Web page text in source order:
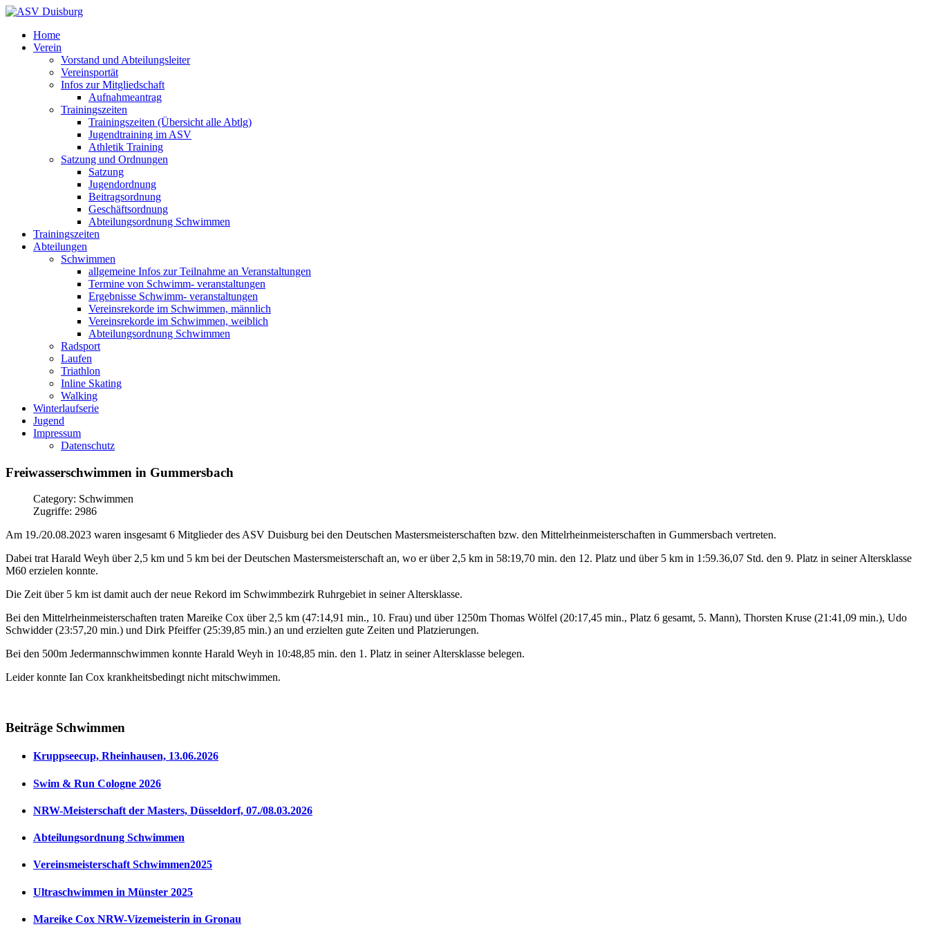
Home
Verein
Vorstand und Abteilungsleiter
Vereinsportät
Infos zur Mitgliedschaft
Aufnahmeantrag
Trainingszeiten
Trainingszeiten (Übersicht alle Abtlg)
Jugendtraining im ASV
Athletik Training
Satzung und Ordnungen
Satzung
Jugendordnung
Beitragsordnung
Geschäftsordnung
Abteilungsordnung Schwimmen
Trainingszeiten
Abteilungen
Schwimmen
allgemeine Infos zur Teilnahme an Veranstaltungen
Termine von Schwimm- veranstaltungen
Ergebnisse Schwimm- veranstaltungen
Vereinsrekorde im Schwimmen, männlich
Vereinsrekorde im Schwimmen, weiblich
Abteilungsordnung Schwimmen
Radsport
Laufen
Triathlon
Inline Skating
Walking
Winterlaufserie
Jugend
Impressum
Datenschutz
Freiwasserschwimmen in Gummersbach
Category: Schwimmen
Zugriffe: 2986
Am 19./20.08.2023 waren insgesamt 6 Mitglieder des ASV Duisburg bei den Deutschen Mastersmeisterschaften bzw. den Mittelrheinmeisterschaften in Gummersbach vertreten.
Dabei trat Harald Weyh über 2,5 km und 5 km bei der Deutschen Mastersmeisterschaft an, wo er über 2,5 km in 58:19,70 min. den 12. Platz und über 5 km in 1:59.36,07 Std. den 9. Platz in seiner Altersklasse
M60 erzielen konnte.
Die Zeit über 5 km ist damit auch der neue Rekord im Schwimmbezirk Ruhrgebiet in seiner Altersklasse.
Bei den Mittelrheinmeisterschaften traten Mareike Cox über 2,5 km (47:14,91 min., 10. Frau) und über 1250m Thomas Wölfel (20:17,45 min., Platz 6 gesamt, 5. Mann), Thorsten Kruse (21:41,09 min.), Udo
Schwidder (23:57,20 min.) und Dirk Pfeiffer (25:39,85 min.) an und erzielten gute Zeiten und Platzierungen.
Bei den 500m Jedermannschwimmen konnte Harald Weyh in 10:48,85 min. den 1. Platz in seiner Altersklasse belegen.
Leider konnte Ian Cox krankheitsbedingt nicht mitschwimmen.
Beiträge Schwimmen
Kruppseecup, Rheinhausen, 13.06.2026
Swim & Run Cologne 2026
NRW-Meisterschaft der Masters, Düsseldorf, 07./08.03.2026
Abteilungsordnung Schwimmen
Vereinsmeisterschaft Schwimmen2025
Ultraschwimmen in Münster 2025
Mareike Cox NRW-Vizemeisterin in Gronau